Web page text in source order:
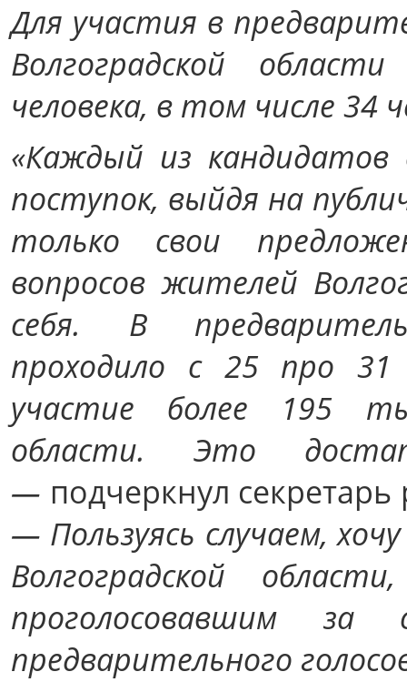
Для участия в
Волгоградской
человека, в том числе 34
«Каждый из
поступок, выйдя на
только свои
вопросов жителей
себя. В
проходило с 25 про
участие более 195
области. Это
— подчеркнул
— Пользуясь случаем,
Волгоградской
проголосовавшим
предварительного